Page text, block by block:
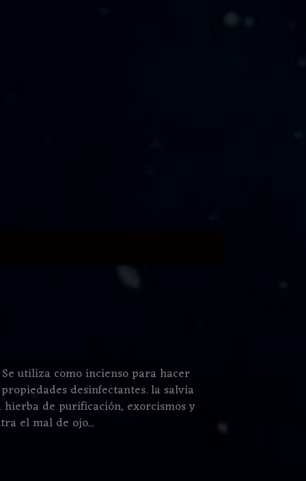
utiliza como incienso para hacer
desinfectantes. la salvia
de purificación, exorcismos y
el mal de ojo...